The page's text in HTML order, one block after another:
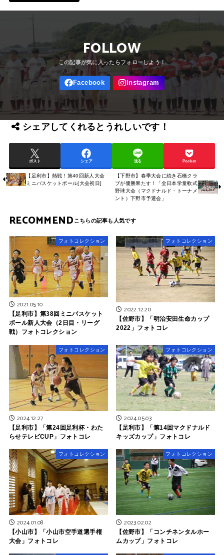
FOLLOW
シェアしてくれるとうれしいです！
ポスト シェア 送る Pocket
【足利市】熱戦！第40回新人大会
ミニバスケットボール[大会初日]
【下野市】春季大会に続き石橋クラ
ブが優勝果たす！「全日本学童軟式
野球大会（マクドナルド・トーナメ
ント）下野市予選会」
RECOMMEND
フォトコレクション
2021.05.10
【足利市】第38回ミニバスケット
ボール新人大会（2日目・リーグ
戦）フォトコレクション
フォトコレクション
2022.12.20
【佐野市】「明治安田生命カップ
2022」フォトコレ
フォトコレクション
2024.12.27
【足利市】「第24回足利杯・わた
らせテレビCUP」フォトコレ
フォトコレクション
2024.05.03
【足利市】「第14回マクドナルド
キッズカップ」フォトコレ
フォトコレクション
2024.01.08
【小山市】「小山市空手道選手権
大会」フォトコレ
フォトコレクション
2023.02.02
【佐野市】「コンチネンタルホー
ムカップ」フォトコレ